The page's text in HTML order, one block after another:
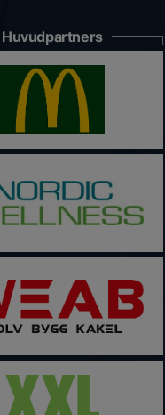
Huvudpartners